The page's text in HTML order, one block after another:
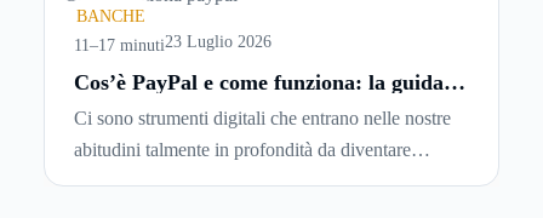
meno confortevole. Eppure, proprio nei mesi caldi,
molte persone smettono di applicare prodotti
idratanti perché temono texture pesanti, appiccicose
BANCHE
11–17 minuti23 Luglio 2026
Cos’è PayPal e come funziona: la guida
privati
Ci sono strumenti digitali che entrano nelle nostre
abitudini talmente in profondità da diventare
riferimenti assoluti. PayPal è uno di questi. Lo usi